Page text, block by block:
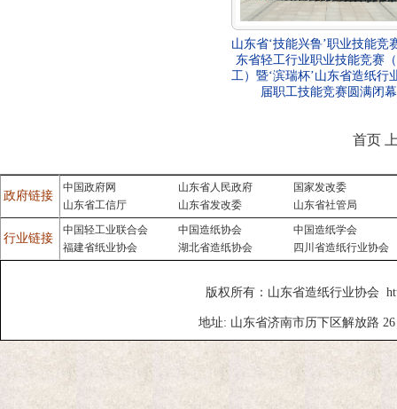
山东省‘技能兴鲁’职业技能
东省轻工行业职业技能竞赛
工）暨‘滨瑞杯’山东省造纸行
届职工技能竞赛圆满闭幕
首页
政府链接
中国政府网 山东省人民政府
国家发改委
山东省工信厅
山东省发改委 山东省社管局
行业链接
中国轻工业联合会 中国造纸协会
中国造纸学会
福建省纸业协会
湖北省造纸协会 四川省造纸行业协会
版权所有：山东省造纸行业协会
地址: 山东省济南市历下区解放路